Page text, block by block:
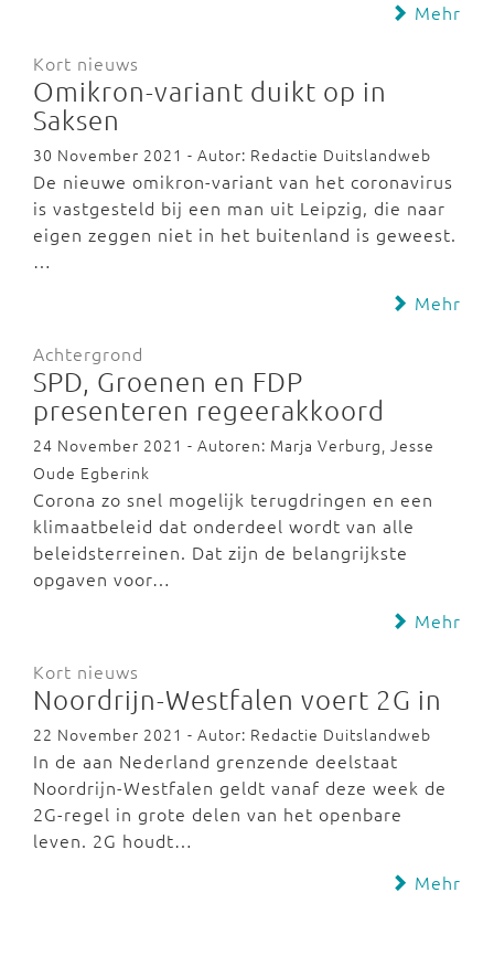
Mehr
Kort nieuws
Omikron-variant duikt op in
Saksen
30 November 2021 - Autor: Redactie Duitslandweb
De nieuwe omikron-variant van het coronavirus
is vastgesteld bij een man uit Leipzig, die naar
eigen zeggen niet in het buitenland is geweest.
…
Mehr
Achtergrond
SPD, Groenen en FDP
presenteren regeerakkoord
24 November 2021 - Autoren: Marja Verburg, Jesse
Oude Egberink
Corona zo snel mogelijk terugdringen en een
klimaatbeleid dat onderdeel wordt van alle
beleidsterreinen. Dat zijn de belangrijkste
opgaven voor…
Mehr
Kort nieuws
Noordrijn-Westfalen voert 2G in
22 November 2021 - Autor: Redactie Duitslandweb
In de aan Nederland grenzende deelstaat
Noordrijn-Westfalen geldt vanaf deze week de
2G-regel in grote delen van het openbare
leven. 2G houdt…
Mehr